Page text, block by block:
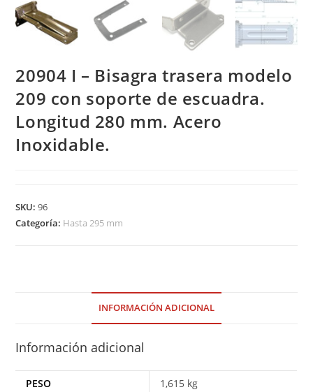
20904 I – Bisagra trasera modelo
209 con soporte de escuadra.
Longitud 280 mm. Acero
Inoxidable.
SKU:96
Categoría: Hasta 295 mm
INFORMACIÓN ADICIONAL
Información adicional
PESO
1,615 kg